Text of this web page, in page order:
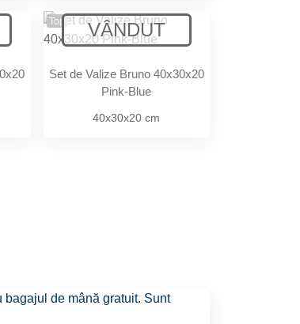
Top
Set de Valize Bruno 40x30x20
Pink-Blue
40x30x20 cm
bagajul de mână gratuit. Sunt